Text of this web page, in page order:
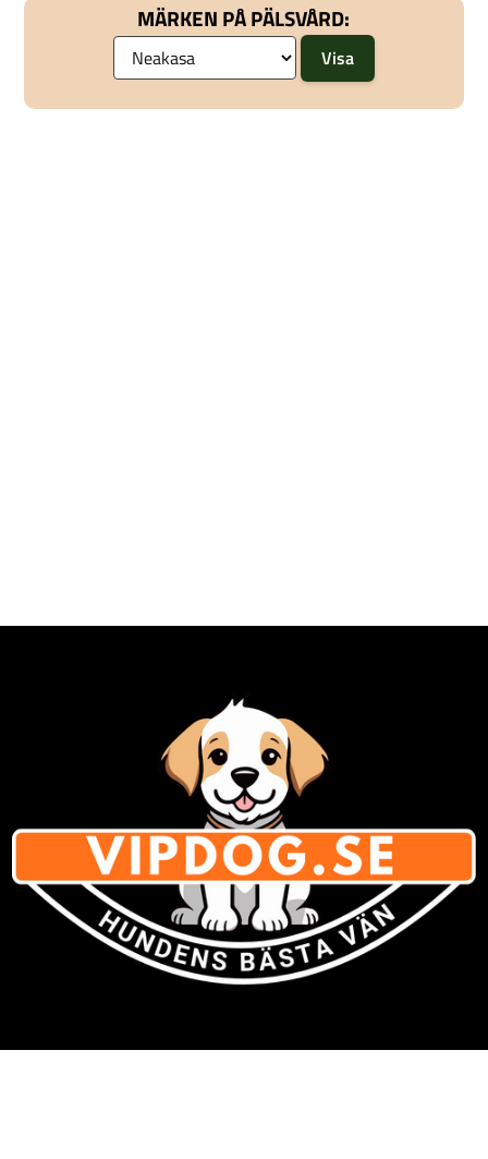
MÄRKEN PÅ PÄLSVÅRD:
Varumärken